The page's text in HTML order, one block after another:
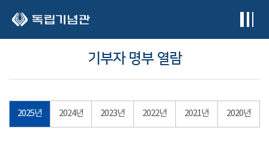
기부자 명부 열람
2025년 2024년 2023년 2022년 2021년 2020년